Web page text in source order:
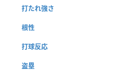
打たれ強さ
根性
打球反応
盗塁